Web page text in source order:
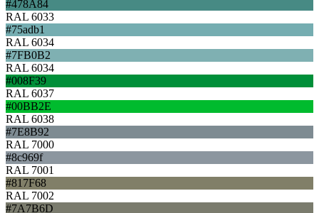
#478A84
RAL 6033
#75adb1
RAL 6034
#7FB0B2
RAL 6034
#008F39
RAL 6037
#00BB2E
RAL 6038
#7E8B92
RAL 7000
#8c969f
RAL 7001
#817F68
RAL 7002
#7A7B6D